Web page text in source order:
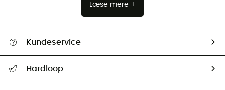
Læse mere +
Kundeservice
Hardloop